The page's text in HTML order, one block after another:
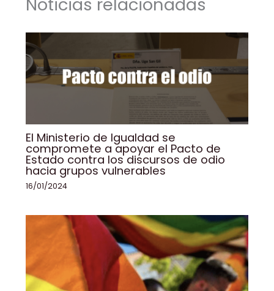
o
k
p k
El Ministerio de Igualdad se
compromete a apoyar el Pacto de
Estado contra los discursos de odio
hacia grupos vulnerables
16/01/2024